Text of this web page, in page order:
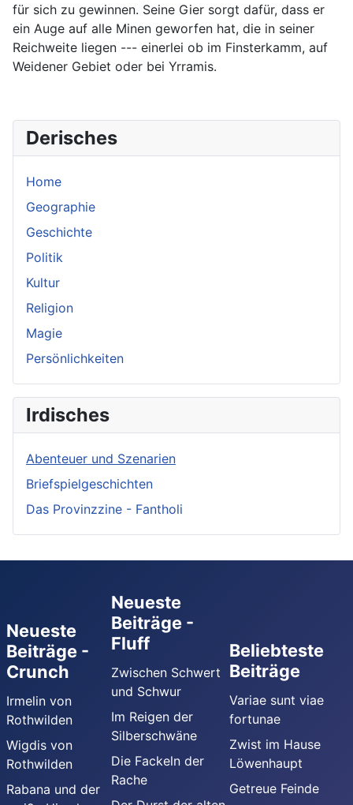
Derisches
Home
Geographie
Geschichte
Politik
Kultur
Religion
Magie
Persönlichkeiten
Irdisches
Abenteuer und Szenarien
Briefspielgeschichten
Das Provinzzine - Fantholi
für sich zu gewinnen. Seine Gier sorgt dafür, dass er
ein Auge auf alle Minen geworfen hat, die in seiner
Reichweite liegen --- einerlei ob im Finsterkamm, auf
Weidener Gebiet oder bei Yrramis.
Neueste
Beiträge -
Crunch
Irmelin von
Rothwilden
Wigdis von
Rothwilden
Rabana und der
Neueste
Beiträge -
Fluff
Zwischen Schwert
und Schwur
Im Reigen der
Silberschwäne
Die Fackeln der
Rache
Beliebteste
Beiträge
Variae sunt viae
fortunae
Zwist im Hause
Löwenhaupt
Getreue Feinde